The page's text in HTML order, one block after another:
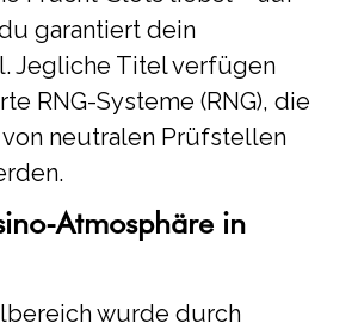
garantiert dein
Jegliche Titel verfügen
RNG-Systeme (RNG), die
neutralen Prüfstellen
Atmosphäre in
wurde durch